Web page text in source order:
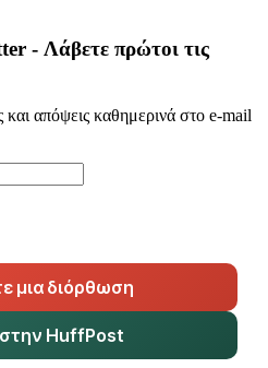
- Λάβετε πρώτοι τις
και απόψεις καθημερινά στο e-mail
μια διόρθωση
στην HuffPost